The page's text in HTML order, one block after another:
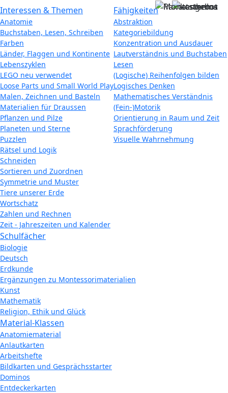
Interessen & Themen
Anatomie
Buchstaben, Lesen, Schreiben
Farben
Länder, Flaggen und Kontinente
Lebenszyklen
LEGO neu verwendet
Loose Parts und Small World Play
Malen, Zeichnen und Basteln
Materialien für Draussen
Pflanzen und Pilze
Planeten und Sterne
Puzzlen
Rätsel und Logik
Schneiden
Sortieren und Zuordnen
Symmetrie und Muster
Tiere unserer Erde
Wortschatz
Zahlen und Rechnen
Zeit - Jahreszeiten und Kalender
Fähigkeiten
Abstraktion
Kategoriebildung
Konzentration und Ausdauer
Lautverständnis und Buchstaben
Lesen
(Logische) Reihenfolgen bilden
Logisches Denken
Mathematisches Verständnis
(Fein-)Motorik
Orientierung in Raum und Zeit
Sprachförderung
Visuelle Wahrnehmung
Schulfächer
Biologie
Deutsch
Erdkunde
Ergänzungen zu Montessorimaterialien
Kunst
Mathematik
Religion, Ethik und Glück
Material-Klassen
Anatomiematerial
Anlautkarten
Arbeitshefte
Bildkarten und Gesprächsstarter
Dominos
Entdeckerkarten